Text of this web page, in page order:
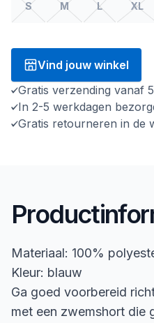
S M L XL
Vind jouw winkel
Gratis verzending vanaf
In 2-5 werkdagen
Gratis retourneren in de
Materiaal: 100%
Kleur: blauw
Ga goed voorbereid
met een zwemshort die